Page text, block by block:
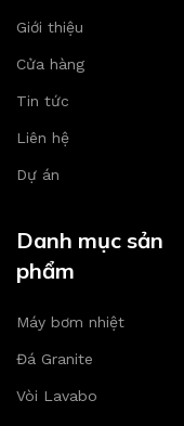
Giới thiệu
Cửa hàng
Tin tức
Liên hệ
Dự án
Danh mục sản
phẩm
Máy bơm nhiệt
Đá Granite
Vòi Lavabo